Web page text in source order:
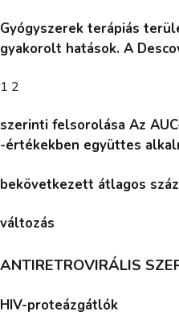
Gyógyszerek terápiás
gyakorolt hatások. A
1 2
szerinti felsorolása Az
-értékekben együttes
bekövetkezett átlagos
változás
ANTIRETROVIRÁLIS
HIV-proteázgátlók